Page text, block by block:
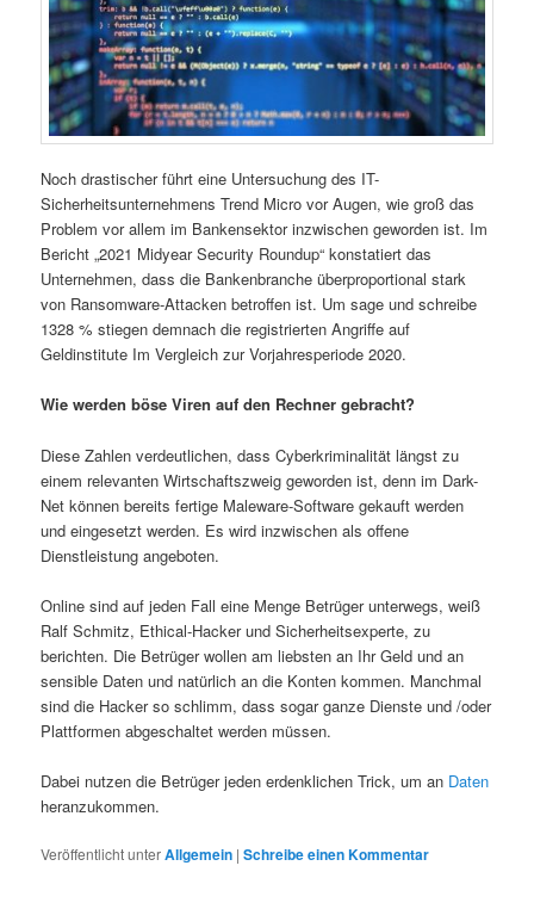
Noch drastischer führt eine Untersuchung des IT-
Sicherheitsunternehmens Trend Micro vor Augen, wie groß das
Problem vor allem im Bankensektor inzwischen geworden ist. Im
Bericht „2021 Midyear Security Roundup“ konstatiert das
Unternehmen, dass die Bankenbranche überproportional stark
von Ransomware-Attacken betroffen ist. Um sage und schreibe
1328 % stiegen demnach die registrierten Angriffe auf
Geldinstitute Im Vergleich zur Vorjahresperiode 2020.
Wie werden böse Viren auf den Rechner gebracht?
Diese Zahlen verdeutlichen, dass Cyberkriminalität längst zu
einem relevanten Wirtschaftszweig geworden ist, denn im Dark-
Net können bereits fertige Maleware-Software gekauft werden
und eingesetzt werden. Es wird inzwischen als offene
Dienstleistung angeboten.
Online sind auf jeden Fall eine Menge Betrüger unterwegs, weiß
Ralf Schmitz, Ethical-Hacker und Sicherheitsexperte, zu
berichten. Die Betrüger wollen am liebsten an Ihr Geld und an
sensible Daten und natürlich an die Konten kommen. Manchmal
sind die Hacker so schlimm, dass sogar ganze Dienste und /oder
Plattformen abgeschaltet werden müssen.
Dabei nutzen die Betrüger jeden erdenklichen Trick, um an Daten
heranzukommen.
Veröffentlicht unterAllgemein |Schreibe einen Kommentar